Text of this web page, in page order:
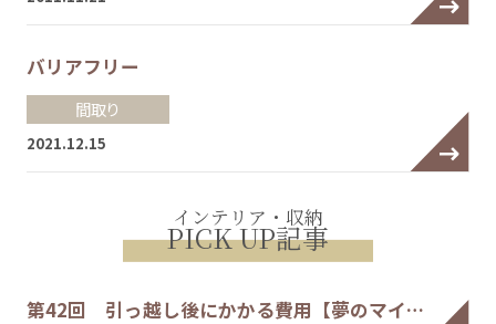
バリアフリー
間取り
2021.12.15
インテリア・収納
PICK UP記事
第42回 引っ越し後にかかる費用【夢のマイ…